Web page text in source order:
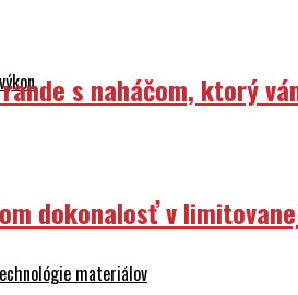
materiálov
s naháčom, ktorý
dokonalosť v